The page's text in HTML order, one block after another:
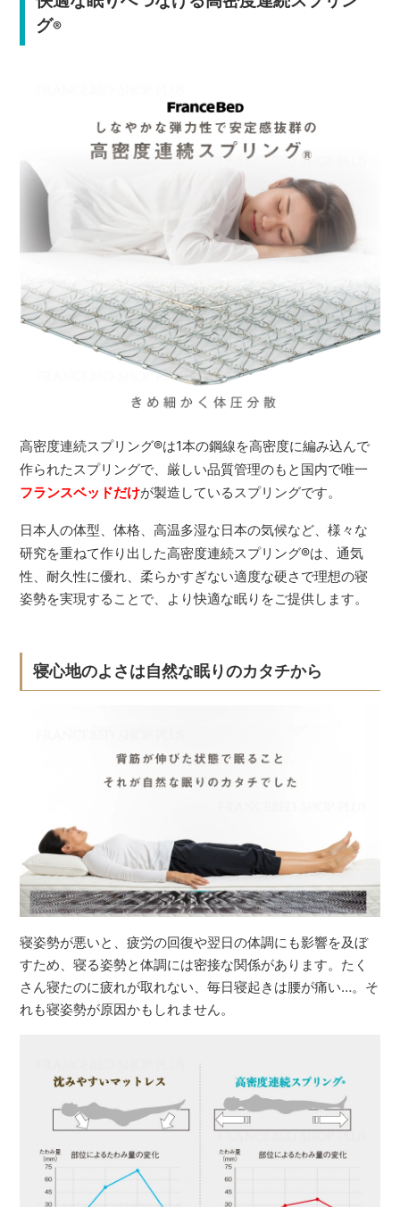
グ®
高密度連続スプリング®は1本の鋼線を高密度に編み込んで
作られたスプリングで、厳しい品質管理のもと国内で唯一
フランスベッドだけが製造しているスプリングです。
日本人の体型、体格、高温多湿な日本の気候など、様々な
研究を重ねて作り出した高密度連続スプリング®は、通気
性、耐久性に優れ、柔らかすぎない適度な硬さで理想の寝
姿勢を実現することで、より快適な眠りをご提供します。
寝心地のよさは自然な眠りのカタチから
寝姿勢が悪いと、疲労の回復や翌日の体調にも影響を及ぼ
すため、寝る姿勢と体調には密接な関係があります。たく
さん寝たのに疲れが取れない、毎日寝起きは腰が痛い…。そ
れも寝姿勢が原因かもしれません。